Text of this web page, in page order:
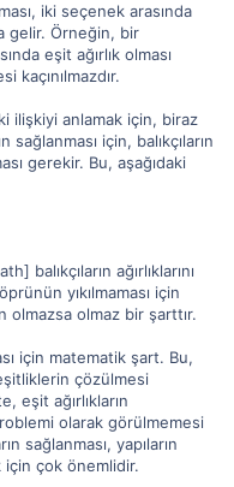
iki seçenek arasında
gelir. Örneğin, bir
eşit ağırlık olması
ilişkiyi anlamak için, biraz
için, balıkçıların
gerekir. Bu, aşağıdaki
ağırlıklarını
yıkılmaması için
olmazsa olmaz bir şarttır.
için matematik şart. Bu,
çözülmesi
eşit ağırlıkların
olarak görülmemesi
sağlanması, yapıların
için çok önemlidir.